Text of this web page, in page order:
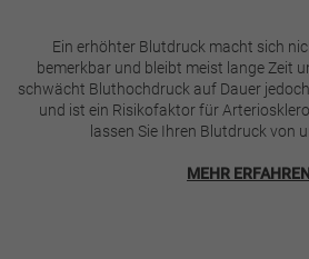
Ein erhöhter Blutdruck macht sich
bemerkbar und bleibt meist lange Zeit
schwächt Bluthochdruck auf Dauer
und ist ein Risikofaktor für
lassen Sie Ihren Blutdruck von
MEHR